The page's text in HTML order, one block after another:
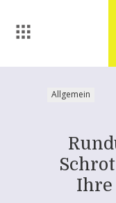
Allgemein
Ihre